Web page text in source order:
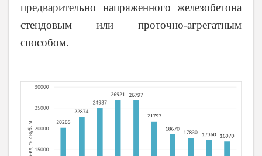
предварительно напряженного железобетона
стендовым или проточно-агрегатным
способом.